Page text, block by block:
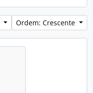
Ordem: Crescente